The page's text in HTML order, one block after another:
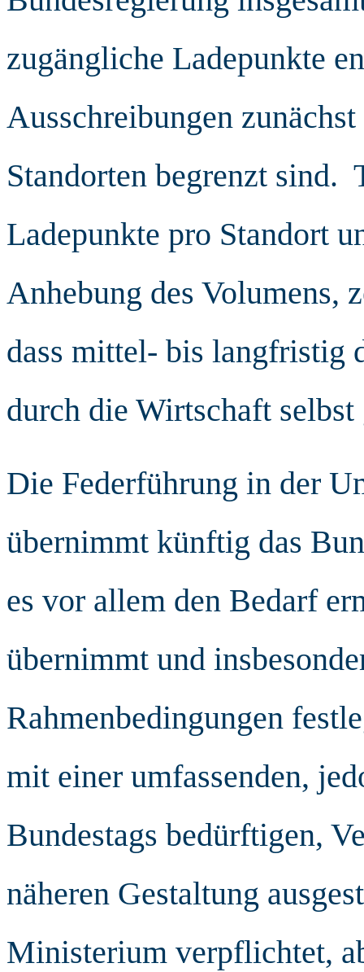
zugängliche Ladepunkte
Ausschreibungen
Standorten begrenzt sind.
Ladepunkte pro Standort
Anhebung des Volumens,
dass mittel- bis langfristig
durch die Wirtschaft
Die Federführung in der
übernimmt künftig das
es vor allem den Bedarf
übernimmt und
Rahmenbedingungen
mit einer umfassenden,
Bundestags bedürftigen,
näheren Gestaltung
Ministerium verpflichtet,